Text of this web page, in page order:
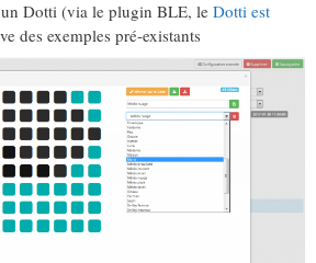
Dotti (via le plugin BLE, le Dotti est
des exemples pré-existants